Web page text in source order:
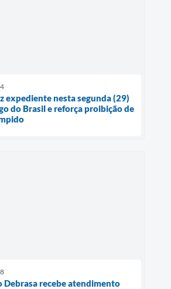
expediente nesta segunda (29)
do Brasil e reforça proibição de
Debrasa recebe atendimento